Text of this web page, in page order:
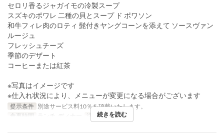
セロリ香るジャガイモの冷製スープ
スズキのポワレ 二種の貝とスープ ド ポワソン
和牛フィレ肉のロティ 髭付きヤングコーンを添えて ソースヴァン
ルージュ
フレッシュチーズ
季節のデザート
コーヒーまたは紅茶
※写真はイメージです
※仕入れ状況により、メニューが変更になる場合がございます
提示条件 別途サービス料10％を頂戴いたします。
食事時間
ランチ, ディナー 注文数制限 1 ~ 8
続きを読む